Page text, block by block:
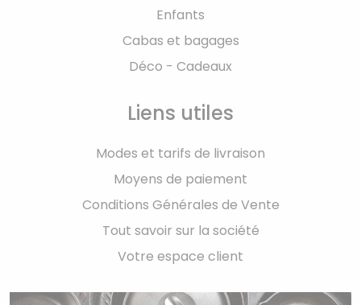
Enfants
Cabas et bagages
Déco - Cadeaux
Liens utiles
Modes et tarifs de livraison
Moyens de paiement
Conditions Générales de Vente
Tout savoir sur la société
Votre espace client